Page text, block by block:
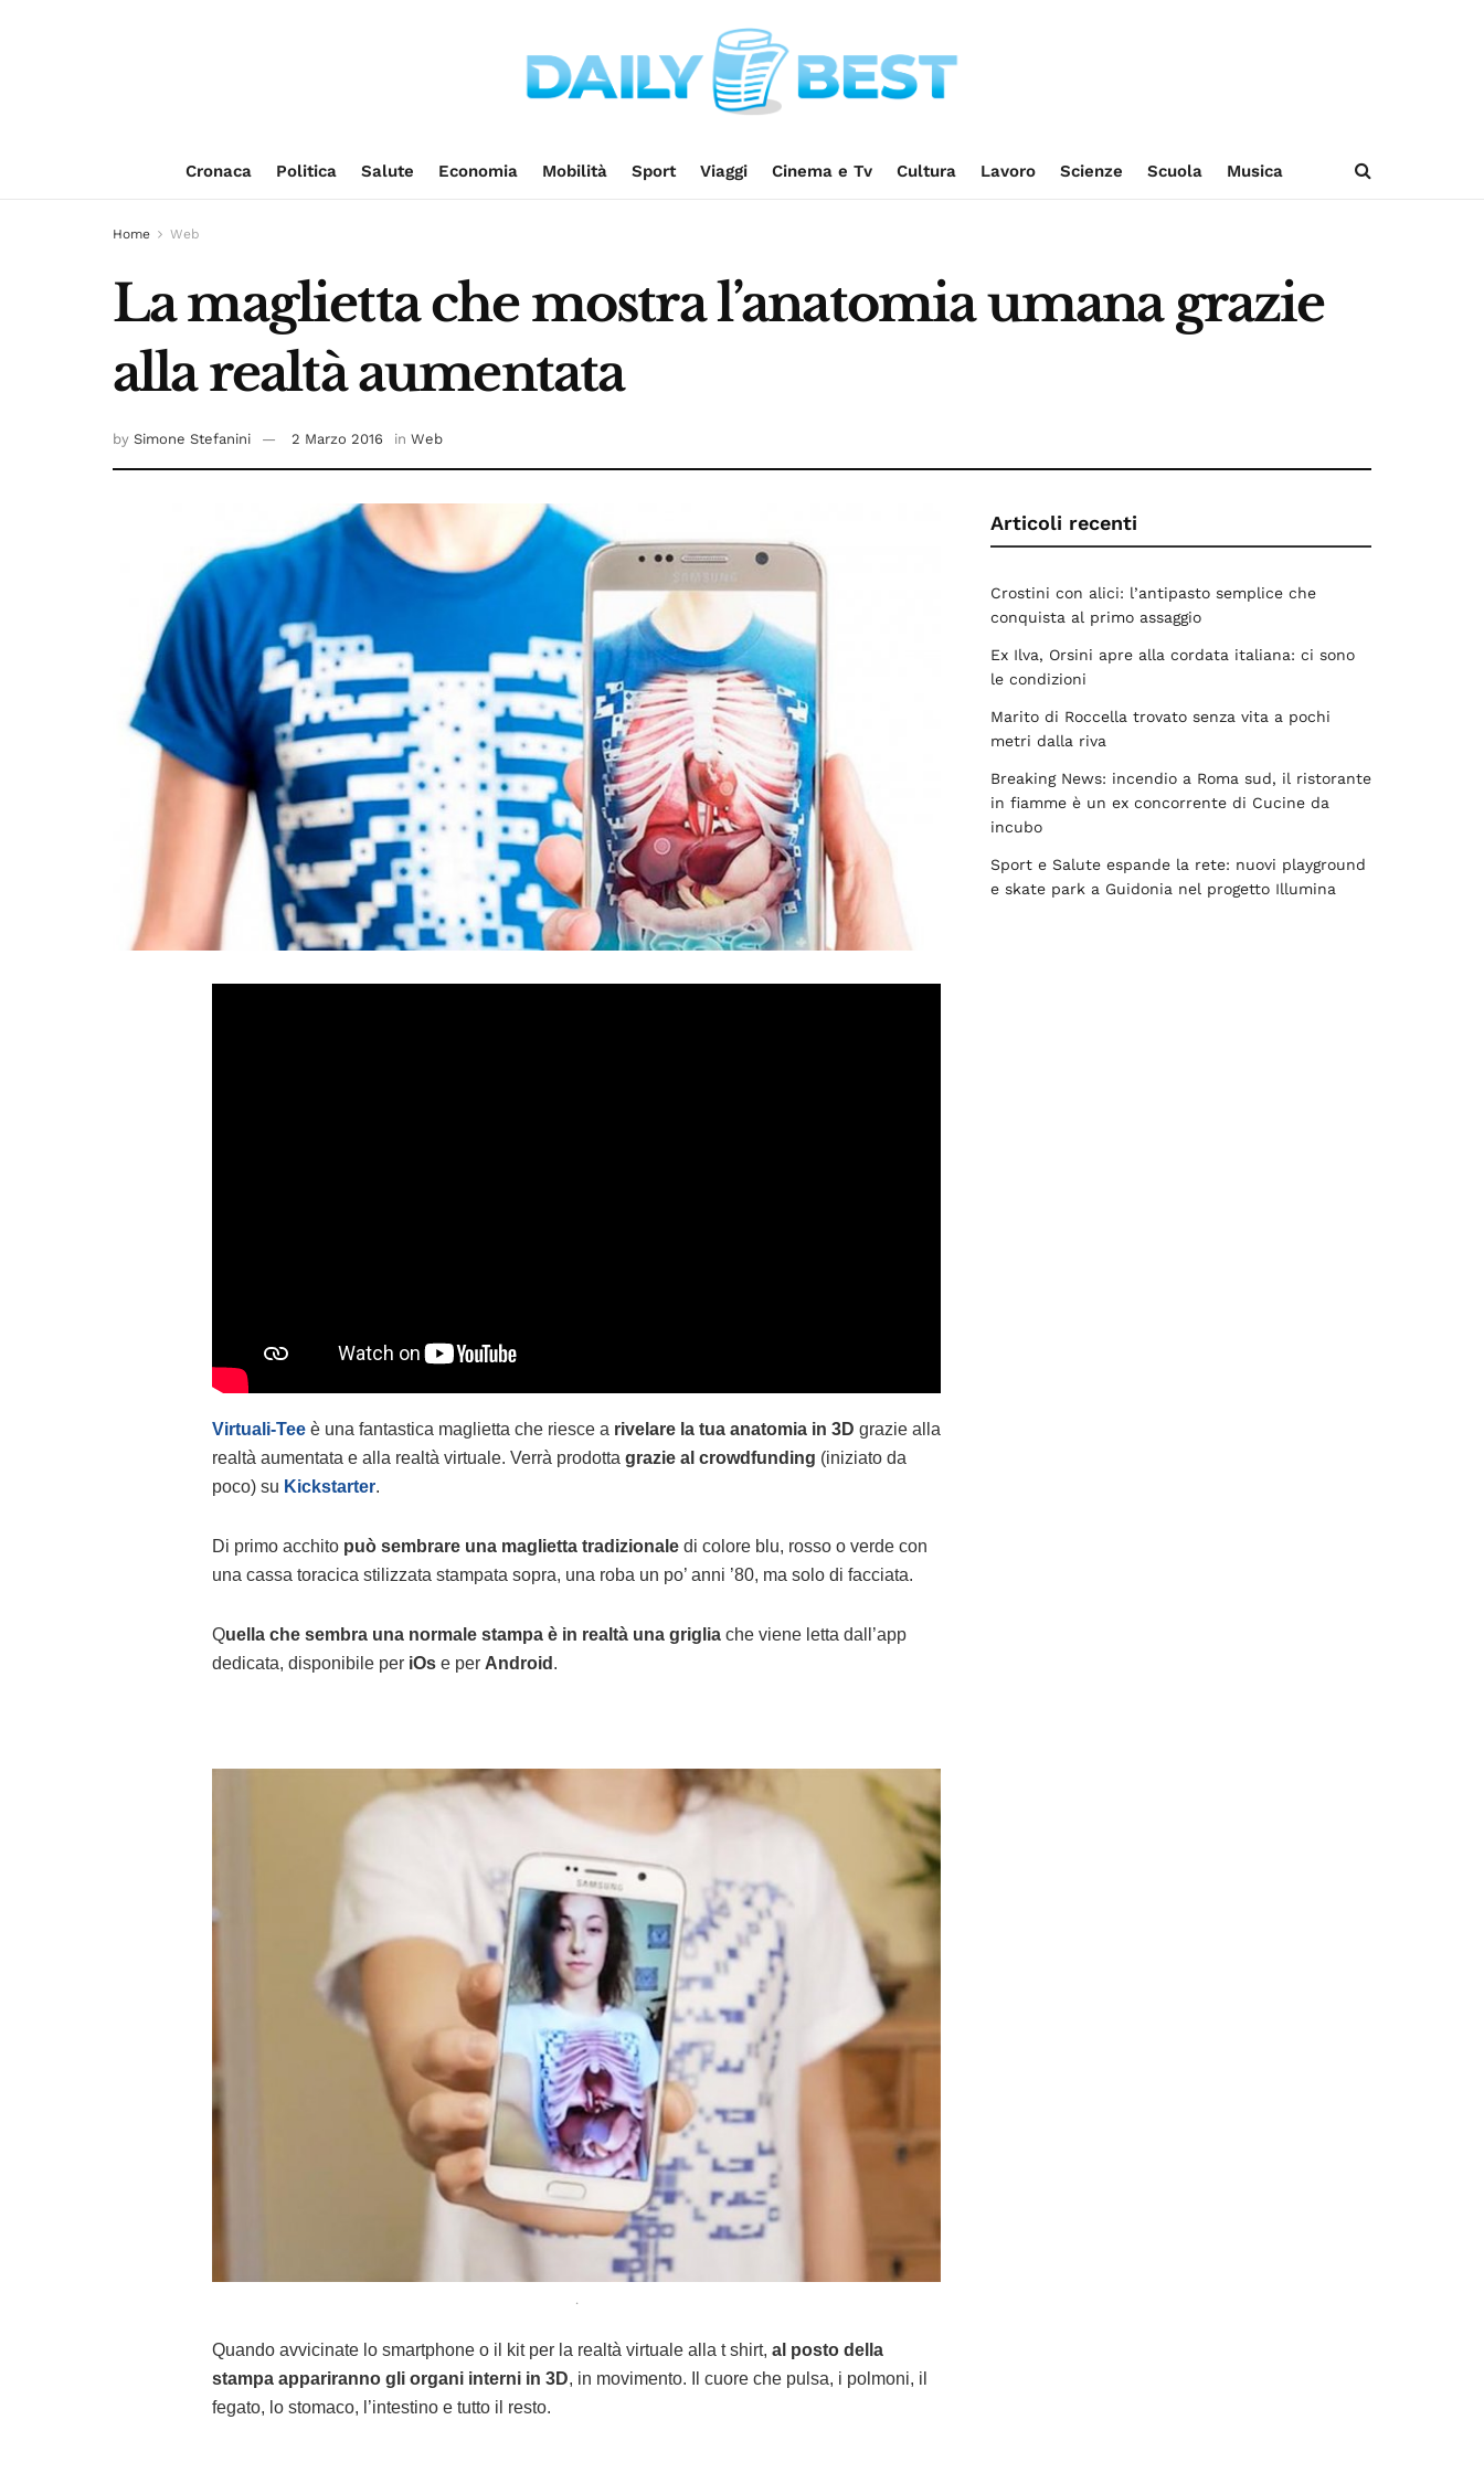
Cronaca Politica Salute Economia Mobilità Sport Viaggi Cinema e Tv Cultura Lavoro Scienze Scuola Musica
Home Web
La maglietta che mostra l’anatomia umana grazie
alla realtà aumentata
by Simone Stefanini 2 Marzo 2016 in Web
Virtuali-Tee è una fantastica maglietta che riesce a rivelare la tua anatomia in 3D grazie alla
realtà aumentata e alla realtà virtuale. Verrà prodotta grazie al crowdfunding (iniziato da
poco) su Kickstarter.
Di primo acchito può sembrare una maglietta tradizionale di colore blu, rosso o verde con
una cassa toracica stilizzata stampata sopra, una roba un po’ anni ’80, ma solo di facciata.
Quella che sembra una normale stampa è in realtà una griglia che viene letta dall’app
dedicata, disponibile per iOs e per Android .
.
Quando avvicinate lo smartphone o il kit per la realtà virtuale alla t shirt, al posto della
stampa appariranno gli organi interni in 3D, in movimento. Il cuore che pulsa, i polmoni, il
fegato, lo stomaco, l’intestino e tutto il resto.
Articoli recenti
Crostini con alici: l’antipasto semplice che
conquista al primo assaggio
Ex Ilva, Orsini apre alla cordata italiana: ci sono
le condizioni
Marito di Roccella trovato senza vita a pochi
metri dalla riva
Breaking News: incendio a Roma sud, il ristorante
in fiamme è un ex concorrente di Cucine da
incubo
Sport e Salute espande la rete: nuovi playground
e skate park a Guidonia nel progetto Illumina